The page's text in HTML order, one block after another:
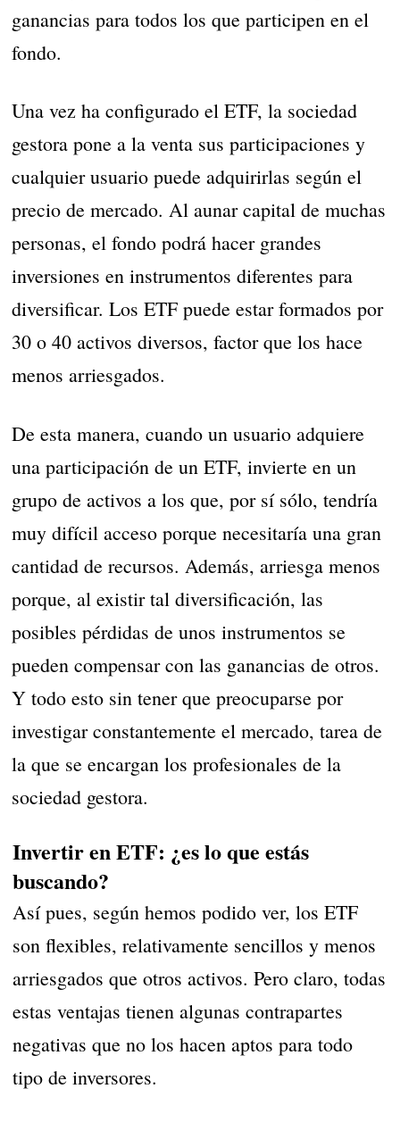
ganancias para todos los que participen en el
fondo.
Una vez ha configurado el ETF, la sociedad
gestora pone a la venta sus participaciones y
cualquier usuario puede adquirirlas según el
precio de mercado. Al aunar capital de muchas
personas, el fondo podrá hacer grandes
inversiones en instrumentos diferentes para
diversificar. Los ETF puede estar formados por
30 o 40 activos diversos, factor que los hace
menos arriesgados.
De esta manera, cuando un usuario adquiere
una participación de un ETF, invierte en un
grupo de activos a los que, por sí sólo, tendría
muy difícil acceso porque necesitaría una gran
cantidad de recursos. Además, arriesga menos
porque, al existir tal diversificación, las
posibles pérdidas de unos instrumentos se
pueden compensar con las ganancias de otros.
Y todo esto sin tener que preocuparse por
investigar constantemente el mercado, tarea de
la que se encargan los profesionales de la
sociedad gestora.
Invertir en ETF: ¿es lo que estás
buscando?
Así pues, según hemos podido ver, los ETF
son flexibles, relativamente sencillos y menos
arriesgados que otros activos. Pero claro, todas
estas ventajas tienen algunas contrapartes
negativas que no los hacen aptos para todo
tipo de inversores.